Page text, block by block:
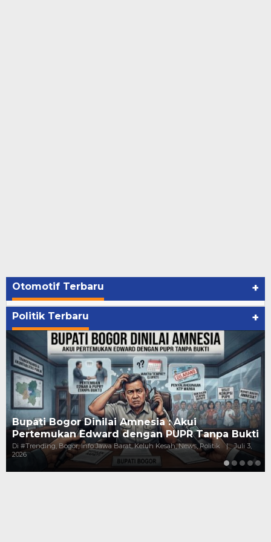
Otomotif Terbaru +
Politik Terbaru +
Bupati Bogor Dinilai Amnesia : Akui
Pertemukan Edward dengan PUPR Tanpa Bukti
Di #Trending, Bogor, Info Jawa Barat, Keluh Kesah, News, Politik |
Juli 3,
2026